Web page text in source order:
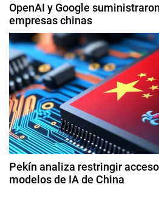
OpenAI y Google
empresas chinas
Pekín analiza restringir
modelos de IA de China